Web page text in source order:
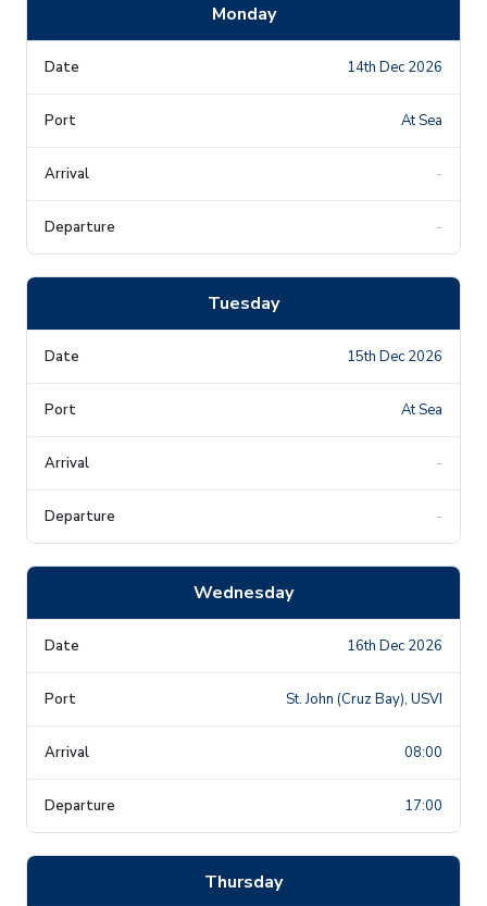
Monday
14th Dec 2026
At Sea
-
-
Tuesday
15th Dec 2026
At Sea
-
-
Wednesday
16th Dec 2026
St. John (Cruz Bay), USVI
08:00
17:00
Thursday